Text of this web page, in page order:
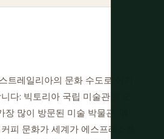
트레일리아의 문화 수도로 여기
다: 빅토리아 국립 미술관은 오
많이 방문된 미술 박물관, 멜
피 문화가 세계가 에스프레소를